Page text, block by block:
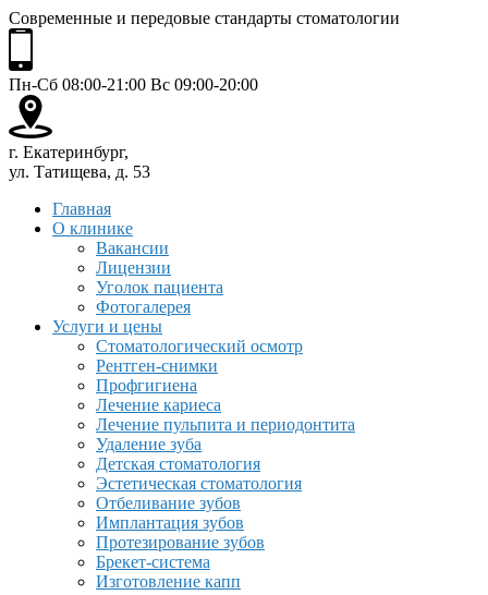
Современные и передовые стандарты стоматологии
Пн-Сб 08:00-21:00 Вс 09:00-20:00
г. Екатеринбург,
ул. Татищева, д. 53
Главная
О клинике
Вакансии
Лицензии
Уголок пациента
Фотогалерея
Услуги и цены
Стоматологический осмотр
Рентген-снимки
Профгигиена
Лечение кариеса
Лечение пульпита и периодонтита
Удаление зуба
Детская стоматология
Эстетическая стоматология
Отбеливание зубов
Имплантация зубов
Протезирование зубов
Брекет-система
Изготовление капп